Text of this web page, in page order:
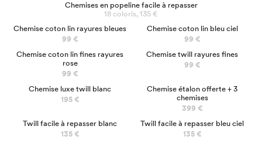
Chemise coton lin rayures bleues
99 €
Chemise coton lin bleu ciel
99 €
Chemise coton lin fines rayures
rose
99 €
Chemise twill rayures fines
99 €
Chemise luxe twill blanc
195 €
Chemise étalon offerte + 3
chemises
399 €
Twill facile à repasser blanc
135 €
Twill facile à repasser bleu ciel
135 €
Chemises en popeline facile à repasser
18 coloris, 135 €